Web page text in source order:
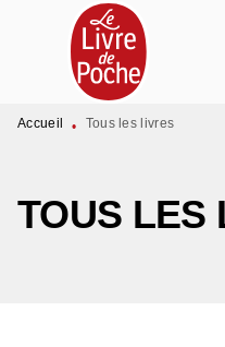
MENU
PIED DE PAGE
Accueil • Tous les livres
TOUS LES